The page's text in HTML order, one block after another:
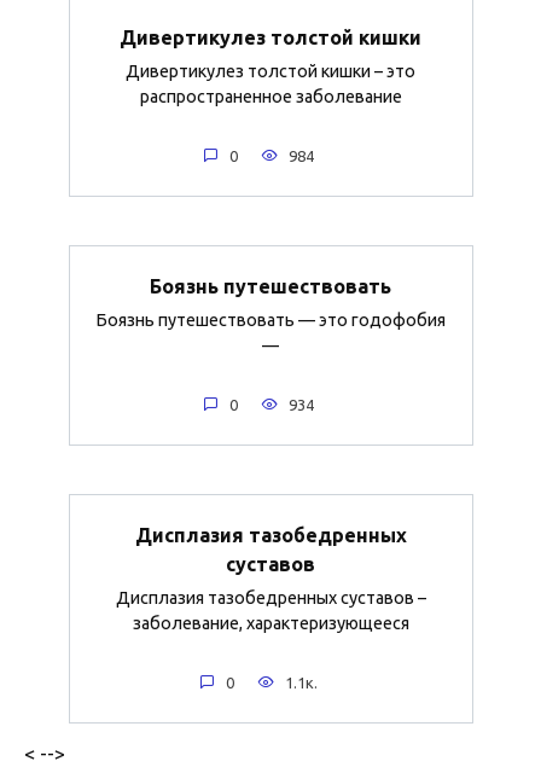
Дивертикулез толстой кишки
Дивертикулез толстой кишки – это
распространенное заболевание
0 984
Боязнь путешествовать
Боязнь путешествовать — это годофобия
—
0 934
Дисплазия тазобедренных
суставов
Дисплазия тазобедренных суставов –
заболевание, характеризующееся
0 1.1к.
< -->